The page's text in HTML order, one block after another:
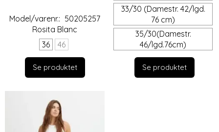
Model/varenr.: 50205257
Rosita Blanc
36
46
Se produktet
33/30 (Damestr. 42/lgd.
76 cm)
35/30(Damestr.
46/lgd.76cm)
Se produktet